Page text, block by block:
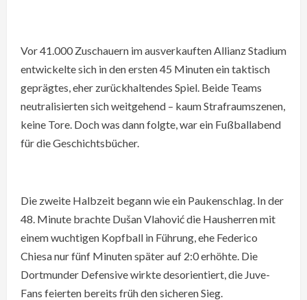
Vor 41.000 Zuschauern im ausverkauften Allianz Stadium
entwickelte sich in den ersten 45 Minuten ein taktisch
geprägtes, eher zurückhaltendes Spiel. Beide Teams
neutralisierten sich weitgehend – kaum Strafraumszenen,
keine Tore. Doch was dann folgte, war ein Fußballabend
für die Geschichtsbücher.
Die zweite Halbzeit begann wie ein Paukenschlag. In der
48. Minute brachte Dušan Vlahović die Hausherren mit
einem wuchtigen Kopfball in Führung, ehe Federico
Chiesa nur fünf Minuten später auf 2:0 erhöhte. Die
Dortmunder Defensive wirkte desorientiert, die Juve-
Fans feierten bereits früh den sicheren Sieg.